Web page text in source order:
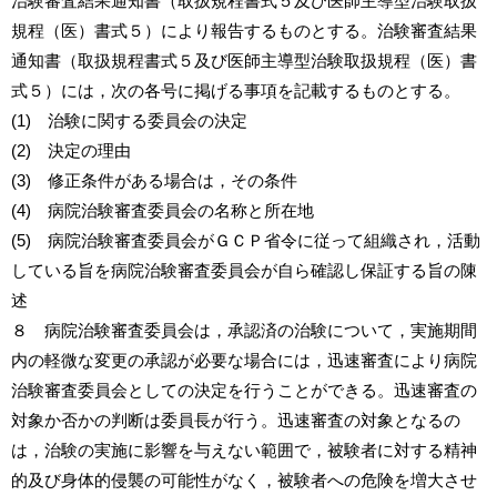
規程（医）書式５）により報告するものとする。治験審査結果
通知書（取扱規程書式５及び医師主導型治験取扱規程（医）書
式５）には，次の各号に掲げる事項を記載するものとする。
(1) 治験に関する委員会の決定
(2) 決定の理由
(3) 修正条件がある場合は，その条件
(4) 病院治験審査委員会の名称と所在地
(5) 病院治験審査委員会がＧＣＰ省令に従って組織され，活動
している旨を病院治験審査委員会が自ら確認し保証する旨の陳
述
８ 病院治験審査委員会は，承認済の治験について，実施期間
内の軽微な変更の承認が必要な場合には，迅速審査により病院
治験審査委員会としての決定を行うことができる。迅速審査の
対象か否かの判断は委員長が行う。迅速審査の対象となるの
は，治験の実施に影響を与えない範囲で，被験者に対する精神
的及び身体的侵襲の可能性がなく，被験者への危険を増大させ